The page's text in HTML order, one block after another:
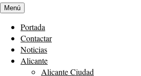
Menú
Portada
Contactar
Noticias
Alicante
Alicante Ciudad